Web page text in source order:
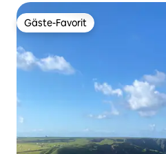
Gäste-Favorit
Gäste-Favorit